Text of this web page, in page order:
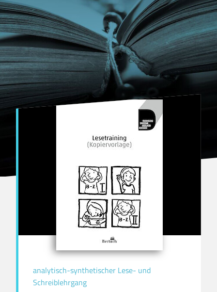
Bertuch Verlag Weimar
analytisch-synthetischer Lese- und
Schreiblehrgang